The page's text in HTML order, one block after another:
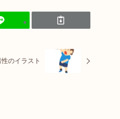
のイラスト